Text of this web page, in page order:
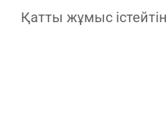
Қатты жұмыс